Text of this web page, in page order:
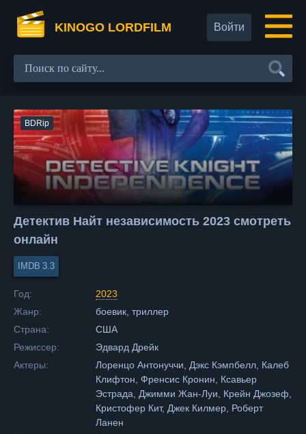
KINOGO LORDFILM Войти
BDRip
Детектив Найт независимость 2023 смотреть
онлайн
3.3
Год:
2023
Жанр:
боевик, триллер
Страна:
США
Режиссер:
Эдвард Дрейк
Актеры:
Лоренцо Антонуччи, Дэкс Кэмпбелл, Калеб
Клифтон, Френсис Кронин, Ксавьер
Эстрада, Джимми Жан-Луи, Крейн Джозеф,
Кристофер Кит, Джек Килмер, Роберт
Ланен